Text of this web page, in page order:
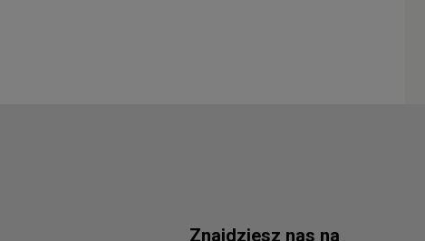
Znajdziesz nas na